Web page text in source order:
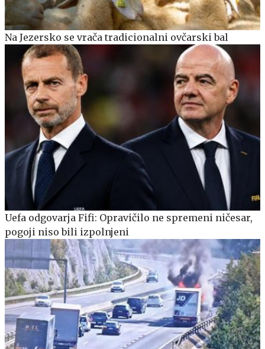
Na Jezersko se vrača tradicionalni ovčarski bal
Uefa odgovarja Fifi: Opravičilo ne spremeni ničesar,
pogoji niso bili izpolnjeni